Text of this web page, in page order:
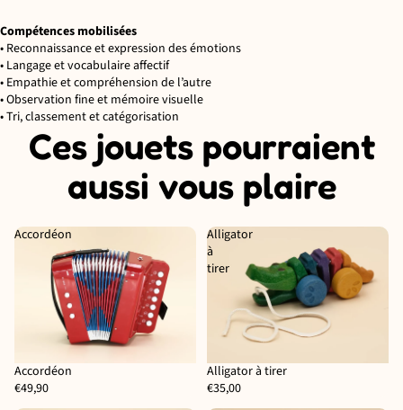
Compétences mobilisées
• Reconnaissance et expression des émotions
• Langage et vocabulaire affectif
• Empathie et compréhension de l’autre
• Observation fine et mémoire visuelle
• Tri, classement et catégorisation
Ces jouets pourraient
aussi vous plaire
Accordéon
Accordéon
€49,90
Alligator
à
tirer
Épuisé
Alligator à tirer
€35,00